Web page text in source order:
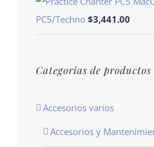
PC5/Techno $3,441.00
Categorias de productos
Accesorios varios
Accesorios y